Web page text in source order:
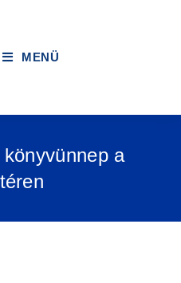
MENÜ
a